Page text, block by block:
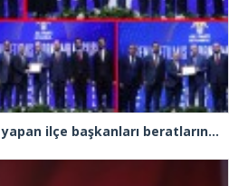
İstanbul’da en çok üye yapan ilçe başkanları beratlarını Cumhurbaşkanı Erdoğan’ın elinden aldı